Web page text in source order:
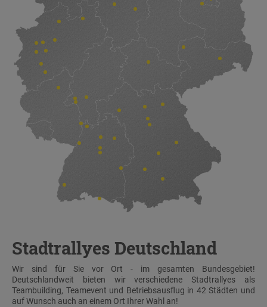
Stadtrallyes Deutschland
Wir sind für Sie vor Ort - im gesamten Bundesgebiet!
Deutschlandweit bieten wir verschiedene Stadtrallyes als
Teambuilding, Teamevent und Betriebsausflug in 42 Städten und
auf Wunsch auch an einem Ort Ihrer Wahl an!